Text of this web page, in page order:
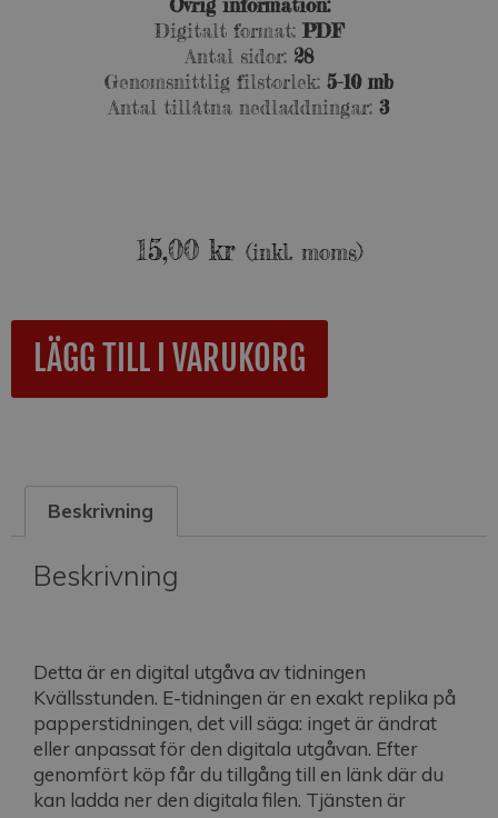
Digitalt format: PDF
Antal sidor: 28
Genomsnittlig filstorlek: 5-10 mb
Antal tillåtna nedladdningar: 3
15,00 kr (inkl. moms)
LÄGG TILL I VARUKORG
i
Beskrivning
Beskrivning
Detta är en digital utgåva av tidningen
Kvällsstunden. E-tidningen är en exakt replika på
papperstidningen, det vill säga: inget är ändrat
eller anpassat för den digitala utgåvan. Efter
genomfört köp får du tillgång till en länk där du
kan ladda ner den digitala filen. Tjänsten är